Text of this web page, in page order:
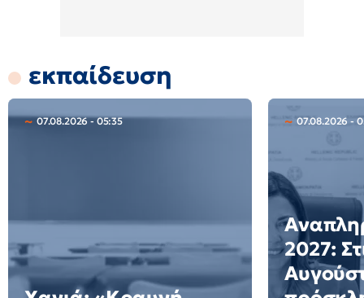
εκπαίδευση
07.08.2026 - 05:35 07.08.2026 -
2027: